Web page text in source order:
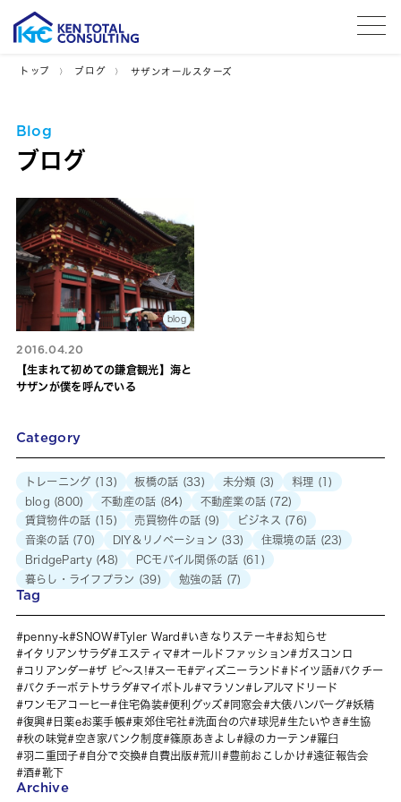
トップ ブログ サザンオールスターズ
Blog
ブログ
blog
2016.04.20
【生まれて初めての鎌倉観光】海と
サザンが僕を呼んでいる
Category
トレーニング (13) 板橋の話 (33) 未分類 (3) 料理 (1)
blog (800) 不動産の話 (84) 不動産業の話 (72)
賃貸物件の話 (15) 売買物件の話 (9) ビジネス (76)
音楽の話(70) DIY＆リノベーション (33) 住環境の話 (23)
BridgeParty(48) PCモバイル関係の話 (61)
暮らし・ライフプラン (39) 勉強の話 (7)
Tag
penny-k SNOW Tyler Ward いきなりステーキ
お知らせ
イタリアンサラダ
エスティマ オールドファッション
ガスコンロ
コリアンダー
ザ ピ〜ス! スーモ ディズニーランド ドイツ語
パクチー
パクチーポテトサラダ
マイボトル マラソン
レアルマドリード
ワンモアコーヒー
住宅偽装 便利グッズ 同窓会 大俵ハンバーグ
妖精
復興
日薬eお薬手帳 東郊住宅社 洗面台の穴 球児 生たいやき
生協
秋の味覚
空き家バンク制度 篠原あきよし 緑のカーテン
羅臼
羽二重団子
自分で交換 自費出版 荒川 豊前おこしかけ
遠征報告会
酒
靴下
Archive